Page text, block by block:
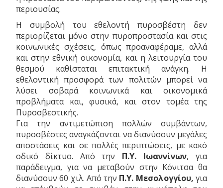
περιουσίας.
Η συμβολή του εθελοντή πυροσβέστη δεν
περιορίζεται μόνο στην πυροπροστασία και στις
κοινωνικές σχέσεις, όπως προαναφέραμε, αλλά
και στην εθνική οικονομία, και η λειτουργία του
θεσμού καθίσταται επιτακτική ανάγκη. Η
εθελοντική προσφορά των πολιτών μπορεί να
λύσει σοβαρά κοινωνικά και οικονομικά
προβλήματα και, φυσικά, και στον τομέα της
Πυροσβεστικής.
Για την αντιμετώπιση πολλών συμβάντων,
πυροσβέστες αναγκάζονται να διανύσουν μεγάλες
αποστάσεις και σε πολλές περιπτώσεις, με κακό
οδικό δίκτυο. Από την Π.Υ. Ιωαννίνων, για
παράδειγμα, για να μεταβούν στην Κόνιτσα θα
διανύσουν 60 χιλ. Από την Π.Υ. Μεσολογγίου, για